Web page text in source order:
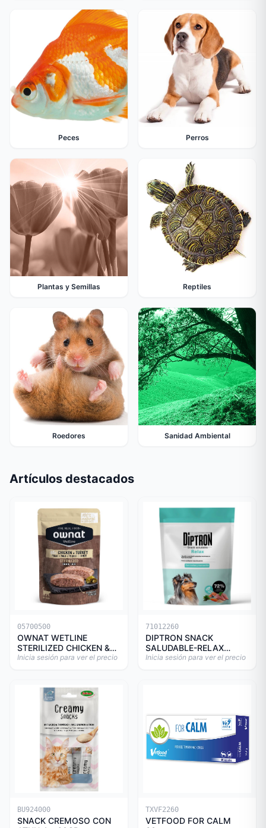
Peces Perros
Plantas y Semillas Reptiles
Roedores Sanidad Ambiental
Artículos destacados
05700500
OWNAT WETLINE
STERILIZED CHICKEN &
TURKEY CAT 85gr
Inicia sesión para ver el precio
71012260
DIPTRON SNACK
SALUDABLE-RELAX
150GR
Inicia sesión para ver el precio
BU924000
SNACK CREMOSO CON
TXVF2260
VETFOOD FOR CALM